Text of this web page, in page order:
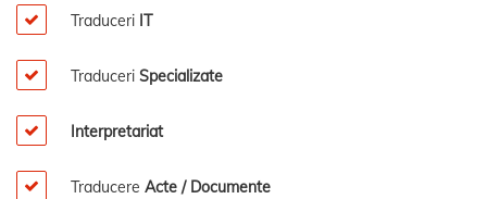
Traduceri IT
Traduceri Specializate
Interpretariat
Traducere Acte / Documente